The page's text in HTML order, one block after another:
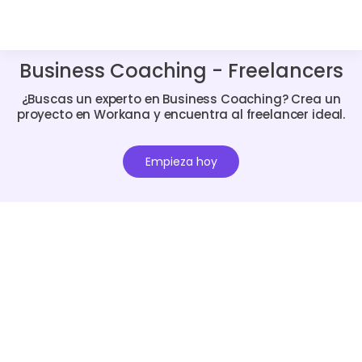
Business Coaching - Freelancers
¿Buscas un experto en Business Coaching? Crea un
proyecto en Workana y encuentra al freelancer ideal.
Empieza hoy